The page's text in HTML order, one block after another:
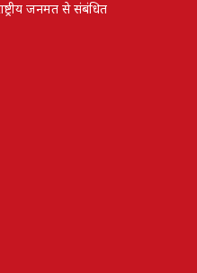
जनमत से संबंधित